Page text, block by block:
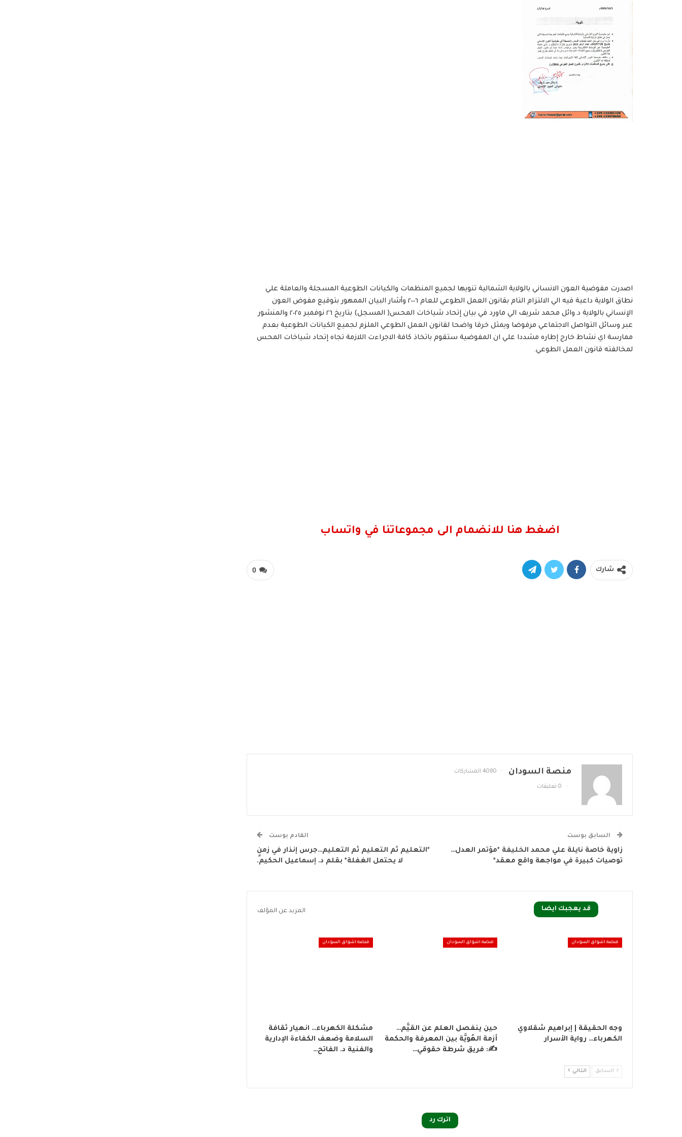
اصدرت مفوضية العون الانساني بالولاية الشمالية تنويها لجميع المنظمات والكيانات الطوعية المسجلة والعاملة علي
نطاق الولاية داعية فيه الي الالتزام التام بقانون العمل الطوعي للعام ٢٠٠٦ وأشار البيان الممهور بتوقيع مفوض العون
الإنساني بالولاية د.وائل محمد شريف الي ماورد في بيان إتحاد شياخات المحس( المسجل) بتاريخ ٢٦ نوفمبر ٢٠٢٥ والمنشور
عبر وسائل التواصل الاجتماعي مرفوضا ويمثل خرقا واضحا لقانون العمل الطوعي الملزم لجميع الكيانات الطوعية بعدم
ممارسة اي نشاط خارج إطاره مشددا علي ان المفوضية ستقوم باتخاذ كافة الاجراءت اللازمة تجاه إتحاد شياخات المحس
لمخالفته قانون العمل الطوعي.
اضغط هنا للانضمام الى مجموعاتنا في واتساب
0 شارك
منصة السودان 4080 المشاركات
0 تعليقات
السابق بوست
زاوية خاصة نايلة علي محمد الخليفة *مؤتمر العدل…
توصيات كبيرة في مواجهة واقع معقد*
القادم بوست
*التعليم ثم التعليم ثم التعليم…جرس إنذار في زمنٍ
لا يحتمل الغفلة* بقلم د. إسماعيل الحكيم.
قد يعجبك ايضا المزيد عن المؤلف
منصة اشواق السودان
وجه الحقيقة | إبراهيم شقلاوي
الكهرباء… رواية الأسرار
منصة اشواق السودان
حين ينفصل العلم عن القيَّم…
أزمة الهُويَّة بين المعرفة والحكمة
✍️: فريق شرطة حقوقي…
منصة اشواق السودان
مشكلة الكهرباء… انهيار ثقافة
السلامة وضعف الكفاءة الإدارية
والفنية د. الفاتح…
السابق التالي
اترك رد